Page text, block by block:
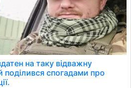
на таку відважну
поділився спогадами про